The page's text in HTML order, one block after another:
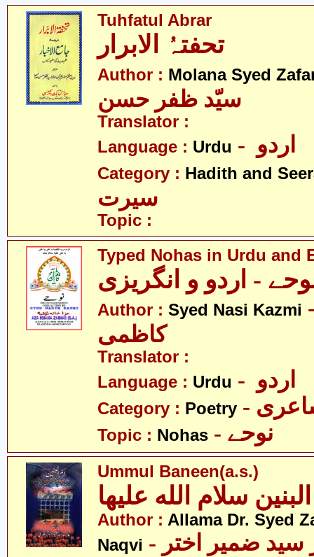
Tuhfatul Abrar
تحفتہُ الابرار
Author : Molana Syed
سیّد ظفر حسن
Translator :
Language : Urdu
Category : Hadith and
سیرت
Topic :
Typed Nohas in Urdu and
- اردو و انگریزی
Author : Syed Nasi Kazmi
کاظمی
Translator :
Language : Urdu
Category : Poetry
Topic : Nohas
Ummul Baneen(a.s.)
Author : Allama Dr. Syed
Naqvi - علامہ ڈاکٹر سید ضمیر اختر